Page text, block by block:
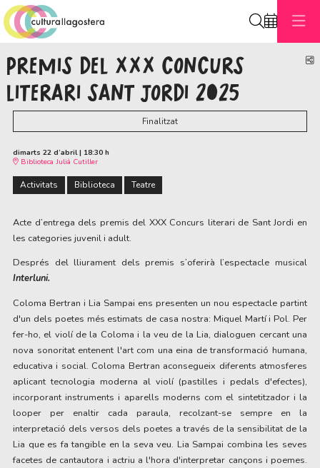
PREMIS DEL XXX CONCURS
LITERARI SANT JORDI 2025
Finalitzat
dimarts 22 d’abril| 18:30 h
Biblioteca Julià Cutiller
Activitats Biblioteca Teatre
Acte d’entrega dels premis del XXX Concurs literari de Sant Jordi en
les categories juvenil i adult.
Després del lliurament dels premis s’oferirà l’espectacle musical
Interluni.
Coloma Bertran i Lia Sampai ens presenten un nou espectacle partint
d'un dels poetes més estimats de casa nostra: Miquel Martí i Pol. Per
fer-ho, el violí de la Coloma i la veu de la Lia, dialoguen cercant una
nova sonoritat entenent l'art com una eina de transformació humana,
educativa i social. Coloma Bertran aconsegueix diferents atmosferes
aplicant tecnologia moderna al violí (pastilles i pedals d'efectes),
incorporant instruments i aparells moderns com el sintetitzador i la
looper per enaltir cada paraula, recolzant-se sempre en la
interpretació dels versos dels poetes a través de la sensibilitat de la
Lia que es fa tangible en la seva veu. Lia Sampai combina les seves
facetes de cantautora i actriu a l'hora d'interpretar cançons i poemes.